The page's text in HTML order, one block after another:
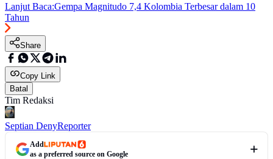
Lanjut Baca:Gempa Magnitudo 7,4 Kolombia Terbesar dalam 10
Tahun
Share
Copy Link
Batal
Tim Redaksi
Septian DenyReporter
Add
as a preferred source on Google